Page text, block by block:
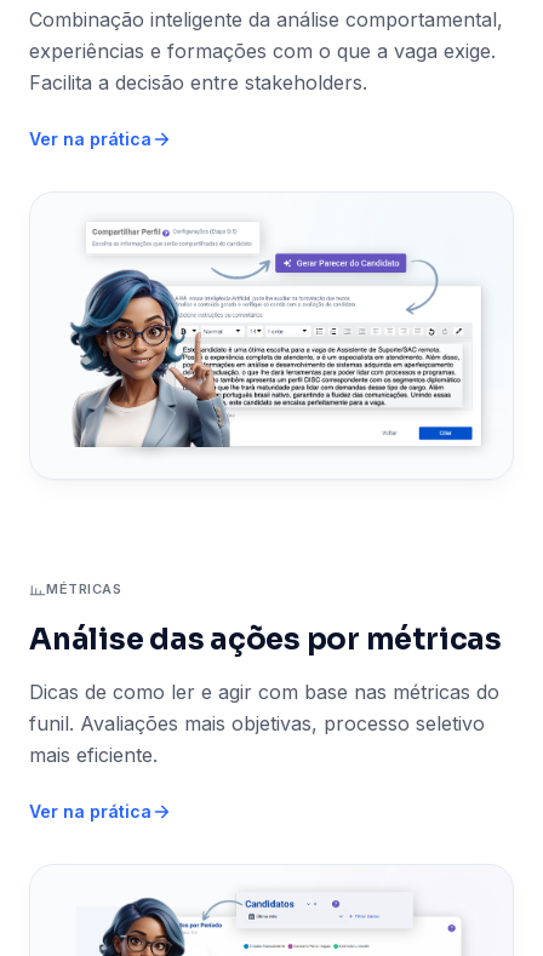
Combinação inteligente da análise comportamental,
experiências e formações com o que a vaga exige.
Facilita a decisão entre stakeholders.
Ver na prática
MÉTRICAS
Análise das ações por métricas
Dicas de como ler e agir com base nas métricas do
funil. Avaliações mais objetivas, processo seletivo
mais eficiente.
Ver na prática